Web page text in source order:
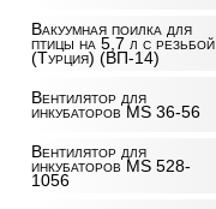
Вакуумная поилка для
птицы на 5,7 л с резьбой
(Турция) (ВП-14)
Вентилятор для
инкубаторов MS 36-56
Вентилятор для
инкубаторов MS 528-
1056